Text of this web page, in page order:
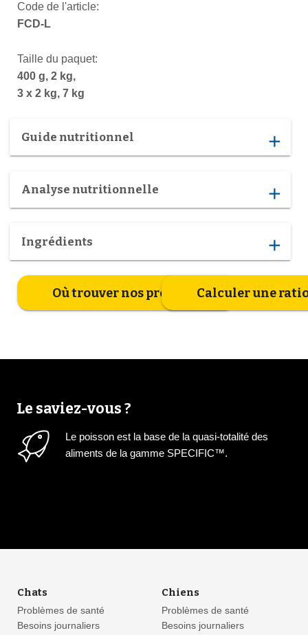
Code de l'article:
FCD-L
Taille du paquet:
400 g, 2 kg,
3 x 2 kg, 7 kg
Guide nutritionnel add
Analyse nutritionnelle add
Ingrédients add
Où trouver nos produitsCalculer une
Le saviez-vous ?
Le poisson est la base de la quasi-totalité des
aliments de la gamme SPECIFIC™.
Chats
Problèmes de santé
Besoins journaliers
Chiens
Problèmes de santé
Besoins journaliers